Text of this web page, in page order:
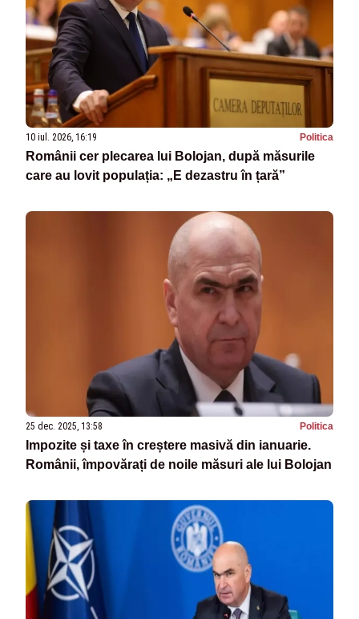
10 iul. 2026, 16:19 Politica
Românii cer plecarea lui Bolojan, după măsurile
care au lovit populația: „E dezastru în țară”
25 dec. 2025, 13:58 Politica
Impozite și taxe în creștere masivă din ianuarie.
Românii, împovărați de noile măsuri ale lui Bolojan